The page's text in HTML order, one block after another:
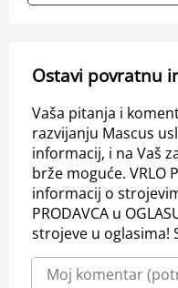
Ostavi povratnu
Vaša pitanja i
razvijanju Mascus
informacij, i na Vaš
brže moguće. VRLO
informacij o
PRODAVCA u
strojeve u oglasima!